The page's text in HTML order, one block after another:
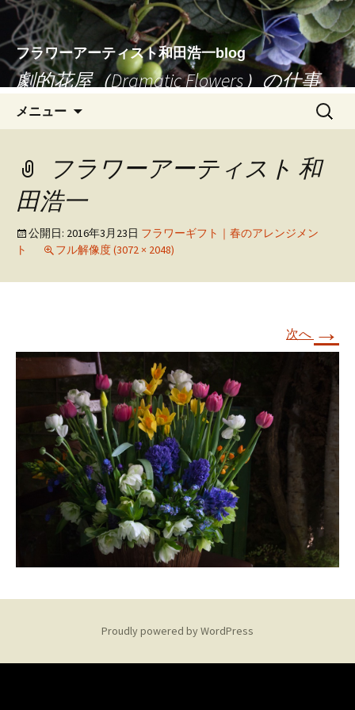
フラワーアーティスト和田浩一blog
劇的花屋（Dramatic Flowers）の仕事
メニュー
ン
ツ
へ
動
検
フラワーアーティスト 和
田浩一
公開日: 2016年3月23日 フラワーギフト｜春のアレンジメン
ト
フル解像度 (3072 × 2048)
次へ →
Proudly powered by WordPress